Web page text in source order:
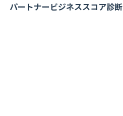
パートナービジネススコア診断